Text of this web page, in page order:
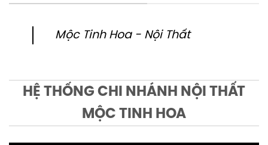
Mộc Tinh Hoa - Nội Thất
HỆ THỐNG CHI NHÁNH NỘI THẤT
MỘC TINH HOA